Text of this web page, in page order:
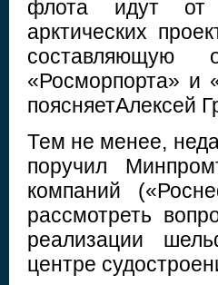
флота идут от
арктических
составляющую
«Росморпорта» и
поясняетАлексей
Тем не менее,
поручил
компаний
рассмотреть
реализации
центре